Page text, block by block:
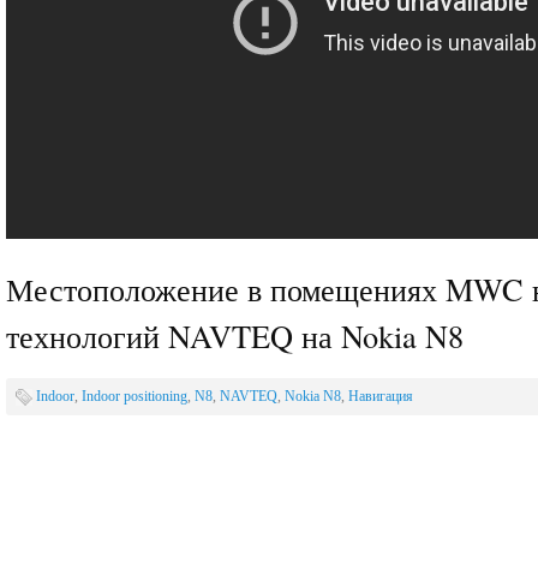
Местоположение в помещениях MWC
технологий NAVTEQ на Nokia N8
Indoor, Indoor positioning, N8, NAVTEQ, Nokia N8, Навигация